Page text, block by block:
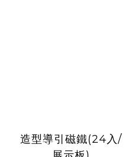
造型導引磁鐵(24入/